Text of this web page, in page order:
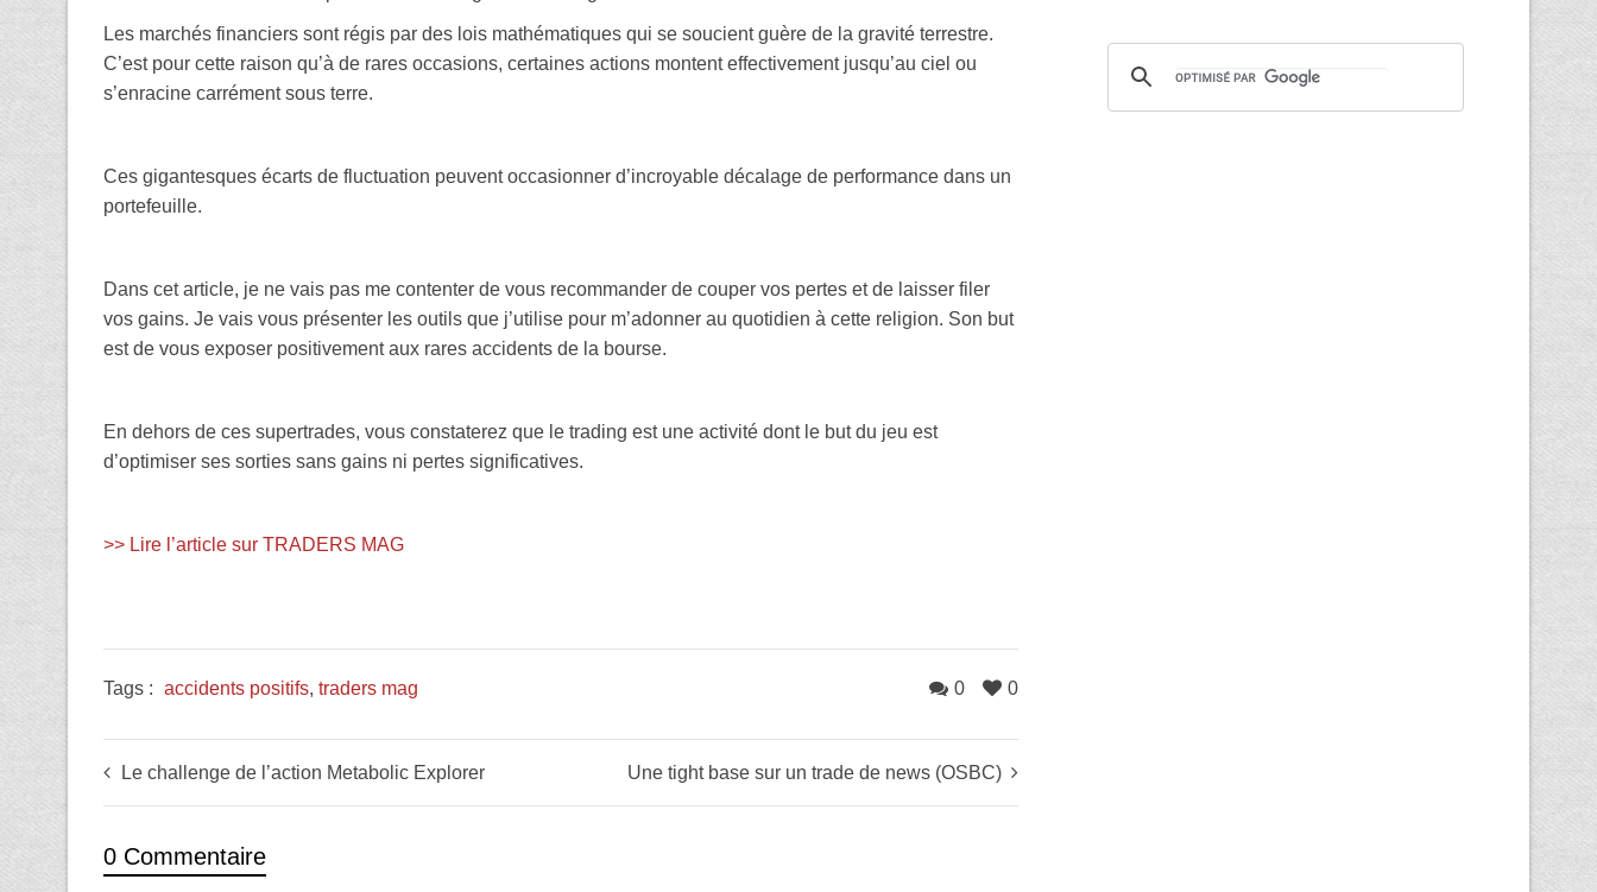
Les marchés financiers sont régis par des lois mathématiques qui se soucient guère de la gravité terrestre.
C’est pour cette raison qu’à de rares occasions, certaines actions montent effectivement jusqu’au ciel ou
s’enracine carrément sous terre.
Ces gigantesques écarts de fluctuation peuvent occasionner d’incroyable décalage de performance dans un
portefeuille.
Dans cet article, je ne vais pas me contenter de vous recommander de couper vos pertes et de laisser filer
vos gains. Je vais vous présenter les outils que j’utilise pour m’adonner au quotidien à cette religion. Son but
est de vous exposer positivement aux rares accidents de la bourse.
En dehors de ces supertrades, vous constaterez que le trading est une activité dont le but du jeu est
d’optimiser ses sorties sans gains ni pertes significatives.
>> Lire l’article sur TRADERS MAG
Tags : accidents positifs, traders mag 0
0
Le challenge de l’action Metabolic Explorer Une tight base sur un trade de news (OSBC)
0 Commentaire